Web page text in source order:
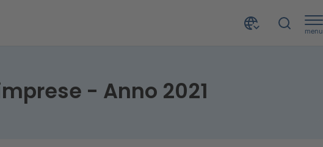
menu
- Anno 2021